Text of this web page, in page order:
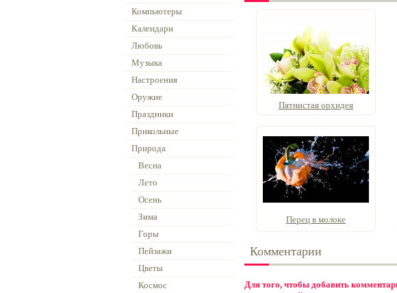
Компьютеры
Календари
Любовь
Музыка
Настроения
Оружие
Праздники
Прикольные
Природа
Весна
Лето
Осень
Зима
Горы
Пейзажи
Цветы
Космос
Пятнистая орхидея
Перец в молоке
Комментарии
Для того, чтобы добавить